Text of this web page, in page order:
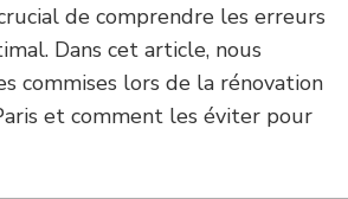
de comprendre les erreurs
Dans cet article, nous
commises lors de la rénovation
et comment les éviter pour